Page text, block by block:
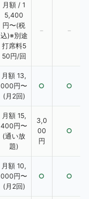
月額 / 1
5,400
円〜(税
込)※別途
打席料5
50円/回
− −
月額 13,
000円〜
(月2回)
○ ○
月額 15,
400円〜
(通い放
題)
3,0
00
円
○
月額 10,
000円〜
(月2回)
○ ○